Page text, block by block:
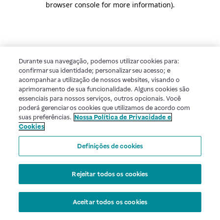
browser console for more information).
Durante sua navegação, podemos utilizar cookies para:
confirmar sua identidade; personalizar seu acesso; e
acompanhar a utilização de nossos websites, visando o
aprimoramento de sua funcionalidade. Alguns cookies são
essenciais para nossos serviços, outros opcionais. Você
poderá gerenciar os cookies que utilizamos de acordo com
suas preferências. Nossa Política de Privacidade e
Cookies
Definições de cookies
Rejeitar todos os cookies
Aceitar todos os cookies